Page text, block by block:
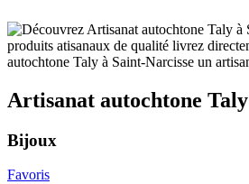
Artisanat autochtone Taly
Bijoux
Favoris